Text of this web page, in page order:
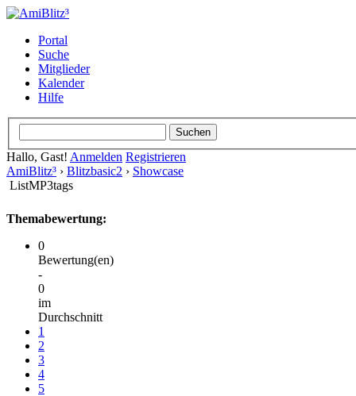
Portal
Suche
Mitglieder
Kalender
Hilfe
Hallo, Gast! Anmelden Registrieren
AmiBlitz³ › Blitzbasic2 › Showcase
ListMP3tags
Themabewertung:
0
Bewertung(en)
-
0
im
Durchschnitt
1
2
3
4
5